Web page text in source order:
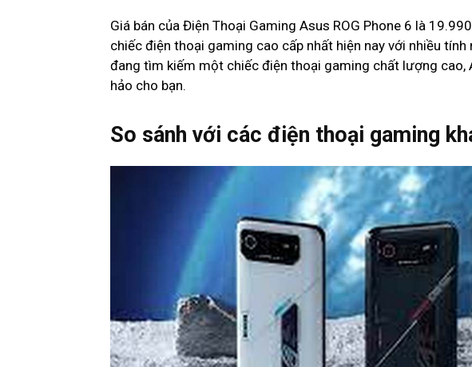
Giá bán của Điện Thoại Gaming Asus ROG Phone 6 là
chiếc điện thoại gaming cao cấp nhất hiện nay với nhiều tính
đang tìm kiếm một chiếc điện thoại gaming chất lượng cao,
hảo cho bạn.
So sánh với các điện thoại gaming